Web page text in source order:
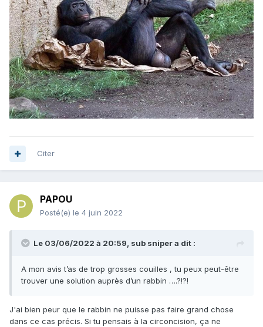
Citer
PAPOU
Posté(e) le 4 juin 2022
Le 03/06/2022 à 20:59, sub snipera dit :
A mon avis t’as de trop grosses couilles , tu peux peut-être
trouver une solution auprès d’un rabbin ….?!?!
J'ai bien peur que le rabbin ne puisse pas faire grand chose
dans ce cas précis. Si tu pensais à la circoncision, ça ne